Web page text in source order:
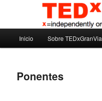
principalTEDxGranVia
Madrid – España – Spain
Inicio Sobre TEDxGranVia
Ponentes